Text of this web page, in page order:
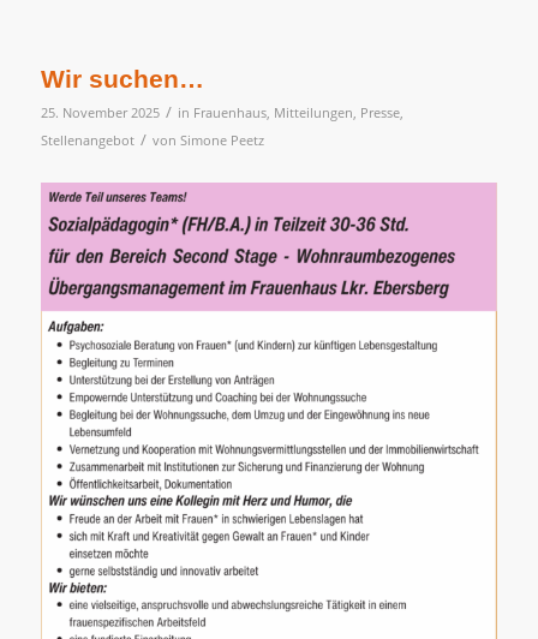
Wir suchen…
25. November 2025 / in Frauenhaus, Mitteilungen Presse,
Stellenangebot / von Simone Peetz